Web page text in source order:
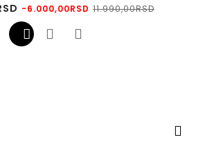
Regularna
cena
-6.000,00RSD 11.990,00RSDCena
